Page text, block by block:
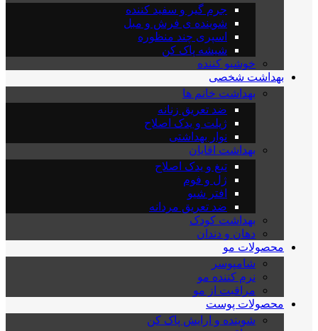
جرم گیر و سفید کننده
شوینده ی فرش و مبل
اسپری چند منظوره
شیشه پاک کن
خوشبو کننده
بهداشت شخصی
بهداشت خانم ها
ضد تعریق زنانه
ژیلت و یدک اصلاح
نوار بهداشتی
بهداشت اقایان
تیغ و یدک اصلاح
ژل و فوم
افتر شیو
ضد تعریق مردانه
بهداشت کودک
دهان و دندان
محصولات مو
شامپوسر
نرم کننده مو
مراقبت از مو
محصولات پوست
شوینده و ارایش پاک کن